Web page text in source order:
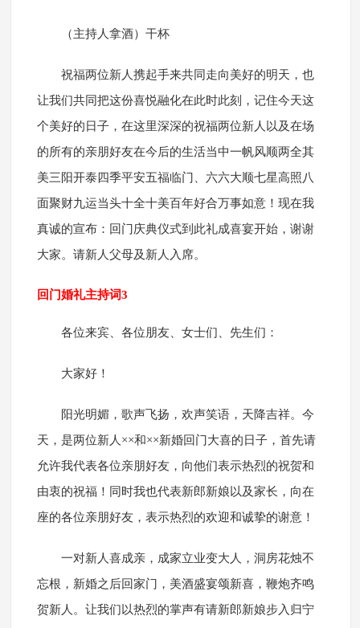
（主持人拿酒）干杯
祝福两位新人携起手来共同走向美好的明天，也
让我们共同把这份喜悦融化在此时此刻，记住今天这
个美好的日子，在这里深深的祝福两位新人以及在场
的所有的亲朋好友在今后的生活当中一帆风顺两全其
美三阳开泰四季平安五福临门、六六大顺七星高照八
面聚财九运当头十全十美百年好合万事如意！现在我
真诚的宣布：回门庆典仪式到此礼成喜宴开始，谢谢
大家。请新人父母及新人入席。
回门婚礼主持词3
各位来宾、各位朋友、女士们、先生们：
大家好！
阳光明媚，歌声飞扬，欢声笑语，天降吉祥。今
天，是两位新人××和××新婚回门大喜的日子，首先请
允许我代表各位亲朋好友，向他们表示热烈的祝贺和
由衷的祝福！同时我也代表新郎新娘以及家长，向在
座的各位亲朋好友，表示热烈的欢迎和诚挚的谢意！
一对新人喜成亲，成家立业变大人，洞房花烛不
忘根，新婚之后回家门，美酒盛宴颂新喜，鞭炮齐鸣
贺新人。让我们以热烈的掌声有请新郎新娘步入归宁